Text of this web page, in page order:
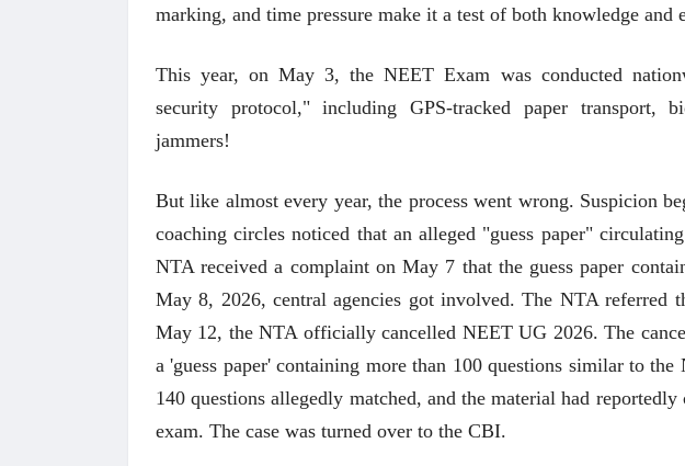
marking, and time pressure make it a test of both knowledge and
This year, on May 3, the NEET Exam was conducted
security protocol," including GPS-tracked paper transport,
jammers!
But like almost every year, the process went wrong. Suspicion
coaching circles noticed that an alleged "guess paper"
NTA received a complaint on May 7 that the guess paper
May 8, 2026, central agencies got involved. The NTA referred
May 12, the NTA officially cancelled NEET UG 2026. The
a 'guess paper' containing more than 100 questions similar to
140 questions allegedly matched, and the material had
exam. The case was turned over to the CBI.
सोमनाथ
17 Jul 2026
आगामी
चीनचा निरोप
लेख
उगवती
झुकलेला
दरम्यान
आ. श्री. केतकर
14 Jul 2026
भाषण
१५५ सदाशिव
कुटुंबाची कथा
ज्ञानदेव म्हस्के,